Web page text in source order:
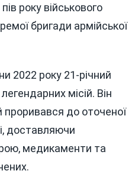
року військового
бригади армійської
2022 року 21-річний
місій. Він
проривався до оточеної
доставляючи
медикаменти та